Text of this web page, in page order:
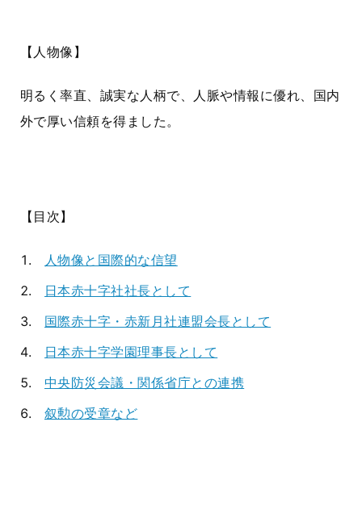
【人物像】
明るく率直、誠実な人柄で、人脈や情報に優れ、国内
外で厚い信頼を得ました。
【目次】
人物像と国際的な信望
日本赤十字社社長として
国際赤十字・赤新月社連盟会長として
日本赤十字学園理事長として
中央防災会議・関係省庁との連携
叙勲の受章など